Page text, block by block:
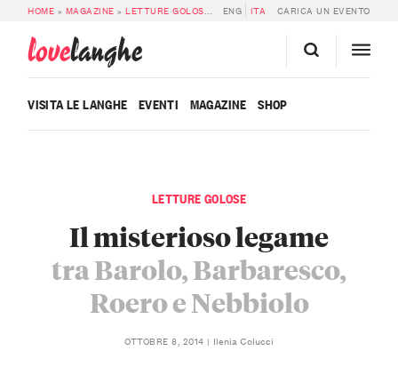
HOME » MAGAZINE »LETTURE GOLOSE » IL MISTERIOSO LEGAME TRA
ENG ITA CARICA UN EVENTO
lovelanghe
VISITA LE LANGHE EVENTI MAGAZINE SHOP
LETTURE GOLOSE
Il misterioso legame
tra Barolo, Barbaresco,
Roero e Nebbiolo
OTTOBRE 8, 2014 Ilenia Colucci